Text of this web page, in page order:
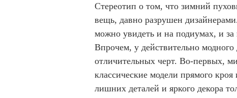
Стереотип о том, что зимний
вещь, давно разрушен
можно увидеть и на подиумах, и
Впрочем, у действительно модного
отличительных черт. Во-первых,
классические модели прямого
лишних деталей и яркого декора